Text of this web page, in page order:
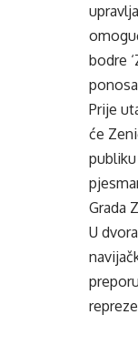
bodre
Prije
će
Grada
U